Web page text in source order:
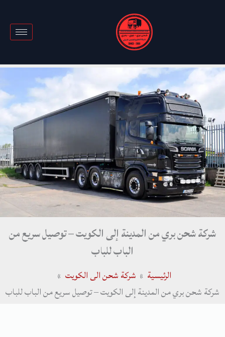
شركة شحن بري من المدينة إلى الكويت – توصيل سريع من
الباب للباب
الرئيسية
شركة شحن الى الكويت
شركة شحن بري من المدينة إلى الكويت – توصيل سريع من الباب للباب